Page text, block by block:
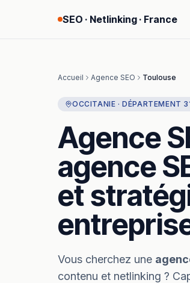
SEO · Netlinking · France
Accueil Agence SEO Toulouse
OCCITANIE · DÉPARTEMENT
Agence
agence
et
Vous cherchez une
contenu et netlinking ?